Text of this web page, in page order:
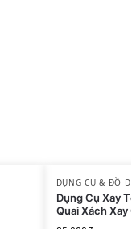
DỤNG CỤ & ĐỒ
Dụng Cụ Xay
Quai Xách